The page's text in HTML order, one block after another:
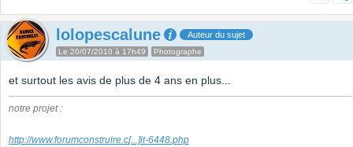
lolopescalune Auteur du sujet
Le 20/07/2010 à 17h49 Photographe
et surtout les avis de plus de 4 ans en plus...
notre projet :
http://www.forumconstruire.c[...]it-6448.php